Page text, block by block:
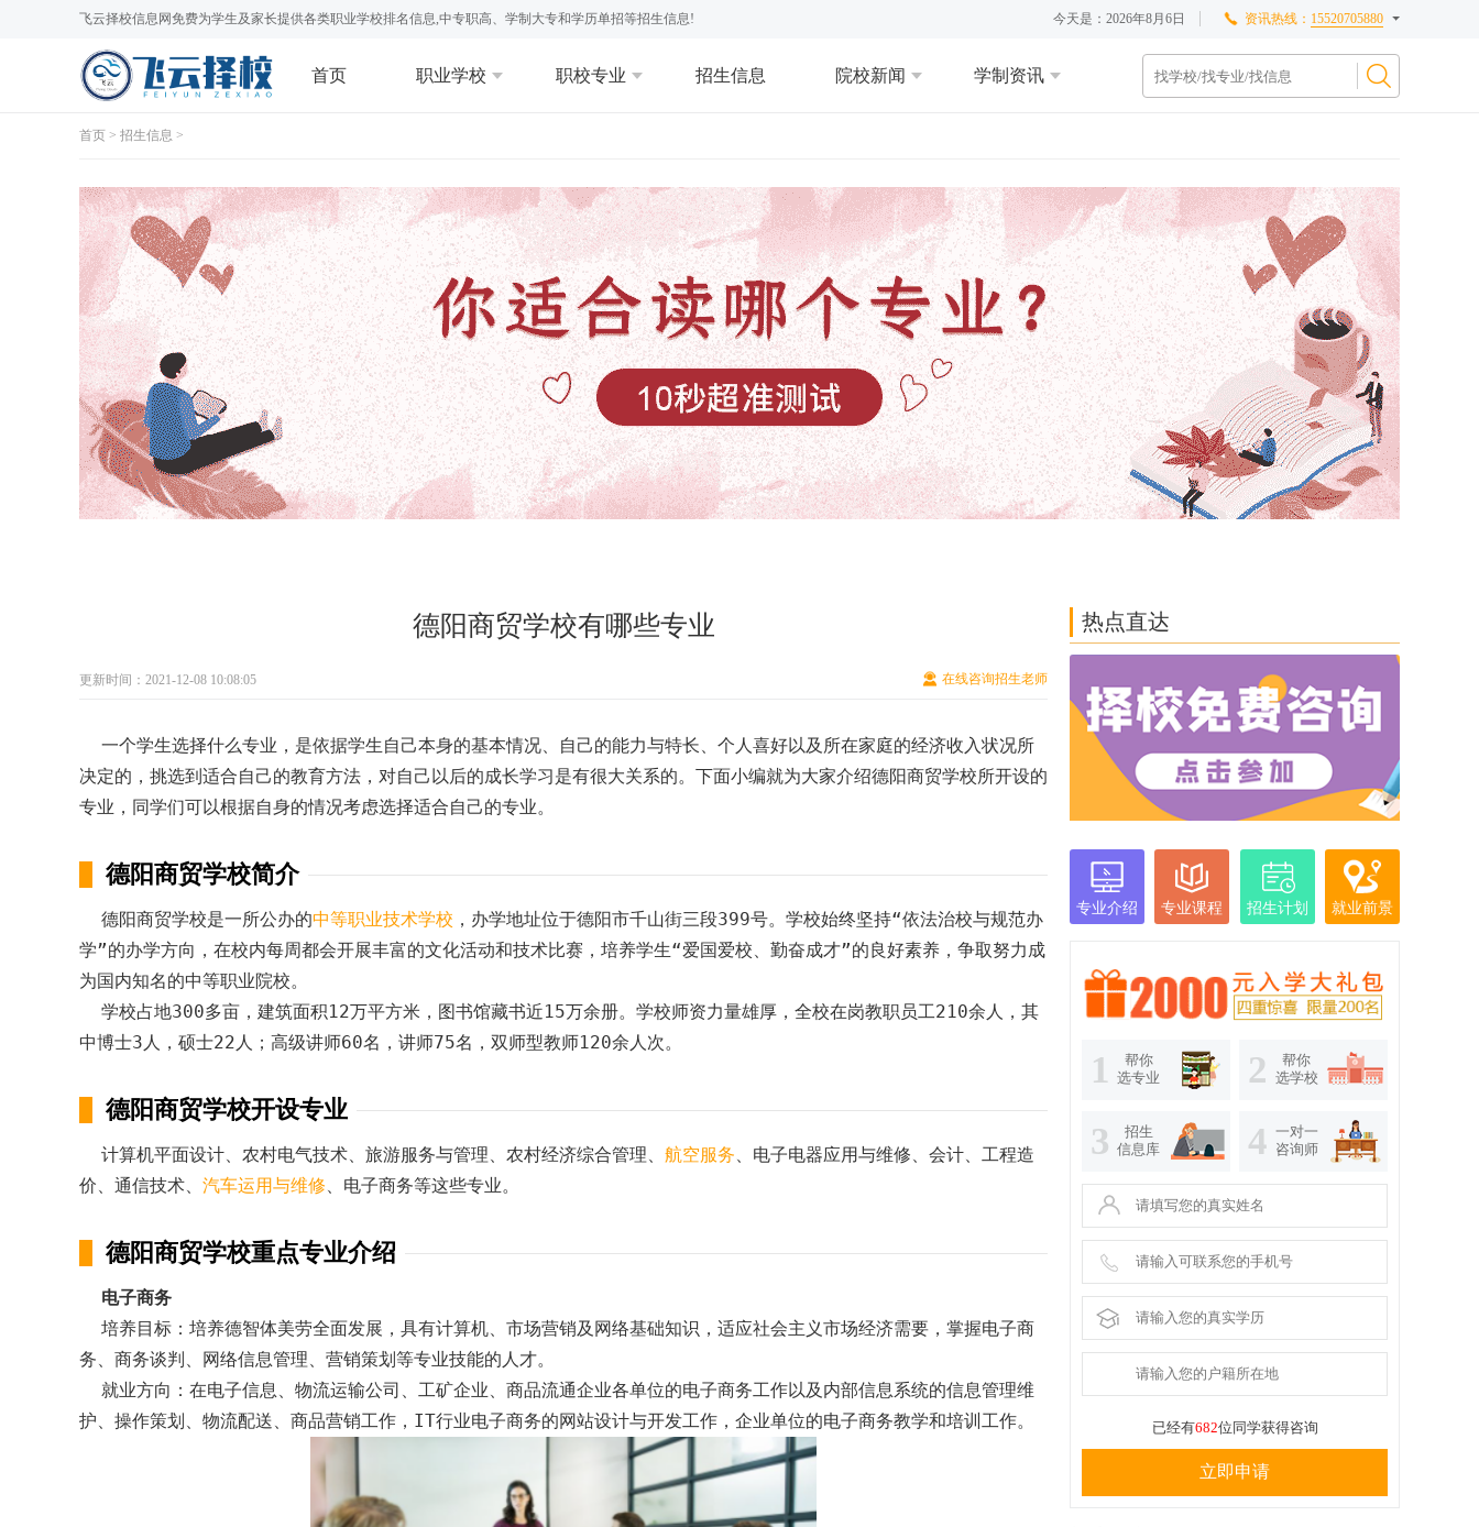
飞云择校信息网免费为学生及家长提供各类职业学校排名信息,中专职高、学制大专和学历单招等招生信息! 今天是： 2026年8月6日 资讯热线： 15520705880
首页 职业学校 职校专业 招生信息 院校新闻 学制资讯
首页 > 招生信息 >
热点直达
专业介绍 专业课程 招生计划 就业前景
1
帮你
选专业
2
帮你
选学校
3
招生
信息库
4 一对一
咨询师
已经有682位同学获得咨询
立即申请
德阳商贸学校有哪些专业
更新时间：2021-12-08 10:08:05 在线咨询招生老师
一个学生选择什么专业，是依据学生自己本身的基本情况、自己的能力与特长、个人喜好以及所在家庭的经济收入状况所
决定的，挑选到适合自己的教育方法，对自己以后的成长学习是有很大关系的。下面小编就为大家介绍德阳商贸学校所开设的
专业，同学们可以根据自身的情况考虑选择适合自己的专业。
德阳商贸学校简介
德阳商贸学校是一所公办的中等职业技术学校 ，办学地址位于德阳市千山街三段399号。学校始终坚持“依法治校与规范办
学”的办学方向，在校内每周都会开展丰富的文化活动和技术比赛，培养学生“爱国爱校、勤奋成才”的良好素养，争取努力成
为国内知名的中等职业院校。
学校占地300多亩，建筑面积12万平方米，图书馆藏书近15万余册。学校师资力量雄厚，全校在岗教职员工210余人，其
中博士3人，硕士22人；高级讲师60名，讲师75名，双师型教师120余人次。
德阳商贸学校开设专业
计算机平面设计、农村电气技术、旅游服务与管理、农村经济综合管理、 航空服务、电子电器应用与维修、会计、工程造
价、通信技术、 汽车运用与维修、电子商务等这些专业。
德阳商贸学校重点专业介绍
电子商务
培养目标：培养德智体美劳全面发展，具有计算机、市场营销及网络基础知识，适应社会主义市场经济需要，掌握电子商
务、商务谈判、网络信息管理、营销策划等专业技能的人才。
就业方向：在电子信息、物流运输公司、工矿企业、商品流通企业各单位的电子商务工作以及内部信息系统的信息管理维
护、操作策划、物流配送、商品营销工作，IT行业电子商务的网站设计与开发工作，企业单位的电子商务教学和培训工作。